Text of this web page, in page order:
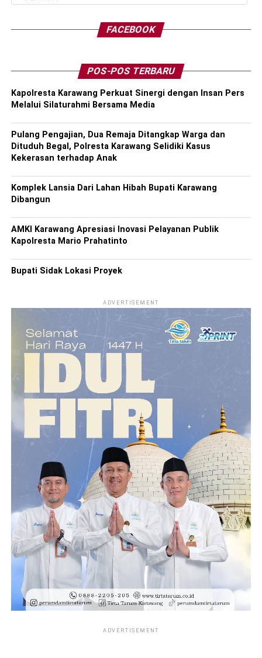
FACEBOOK
POS-POS TERBARU
Kapolresta Karawang Perkuat Sinergi dengan Insan Pers
Melalui Silaturahmi Bersama Media
Pulang Pengajian, Dua Remaja Ditangkap Warga dan
Dituduh Begal, Polresta Karawang Selidiki Kasus
Kekerasan terhadap Anak
Komplek Lansia Dari Lahan Hibah Bupati Karawang
Dibangun
AMKI Karawang Apresiasi Inovasi Pelayanan Publik
Kapolresta Mario Prahatinto
Bupati Sidak Lokasi Proyek
ADVERTISEMENT
ADVERTISEMENT